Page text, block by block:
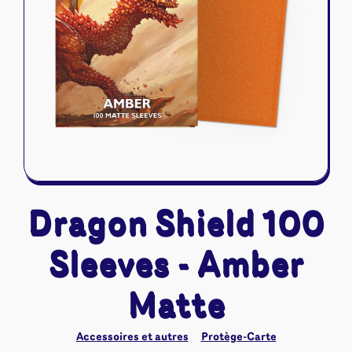
Naruto Mythos
Autres
Tapis de jeu
Dragon Shield 100
Sleeves - Amber
Matte
Accessoires et autres Protège-Carte